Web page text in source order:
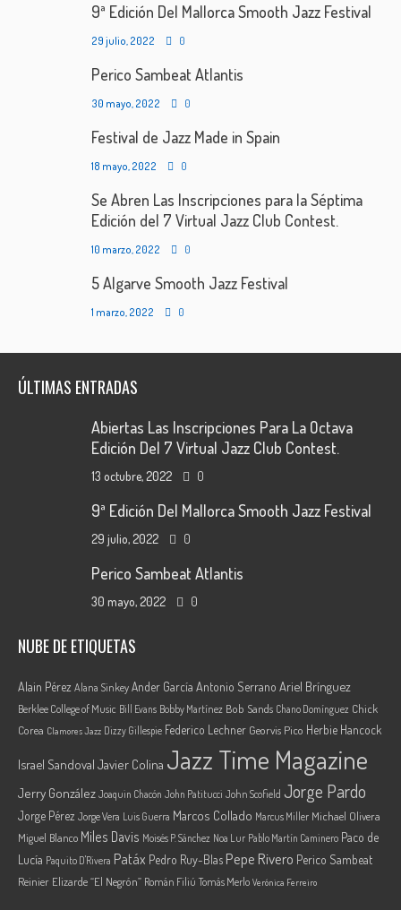
9ª Edición Del Mallorca Smooth Jazz Festival
29 julio, 2022 0
Perico Sambeat Atlantis
30 mayo, 2022 0
Festival de Jazz Made in Spain
18 mayo, 2022 0
Se Abren Las Inscripciones para la Séptima
Edición del 7 Virtual Jazz Club Contest.
10 marzo, 2022 0
5 Algarve Smooth Jazz Festival
1 marzo, 2022 0
ÚLTIMAS ENTRADAS
Abiertas Las Inscripciones Para La Octava
Edición Del 7 Virtual Jazz Club Contest.
13 octubre, 2022 0
9ª Edición Del Mallorca Smooth Jazz Festival
29 julio, 2022 0
Perico Sambeat Atlantis
30 mayo, 2022 0
NUBE DE ETIQUETAS
Alain Pérez Alana SinkeyAnder García Antonio Serrano Ariel Brínguez
Berklee College of Music Bill Evans Bobby Martínez Bob Sands Chano Domínguez Chick
Corea Clamores Jazz Dizzy Gillespie Federico Lechner Georvis Pico Herbie Hancock
Israel Sandoval Javier Colina Jazz Time Magazine
Jerry González Joaquin Chacón John Patitucci John Scofield Jorge Pardo
Jorge Pérez Jorge Vera Luis Guerra Marcos Collado Marcus Miller Michael Olivera
Miguel Blanco Miles Davis Moisés P. Sánchez Noa Lur Pablo Martín Caminero Paco de
Lucía Paquito D'Rivera Patáx Pedro Ruy-Blas Pepe Rivero Perico Sambeat
Reinier Elizarde “El Negrón” Román Filiú Tomás Merlo Verónica Ferreiro